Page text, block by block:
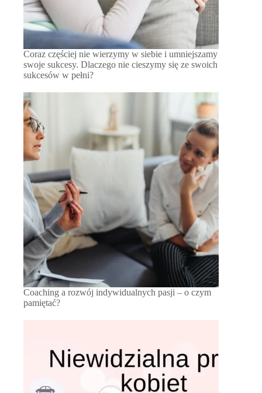
Coraz częściej nie wierzymy w siebie i umniejszamy
swoje sukcesy. Dlaczego nie cieszymy się ze swoich
sukcesów w pełni?
Coaching a rozwój indywidualnych pasji – o czym
pamiętać?